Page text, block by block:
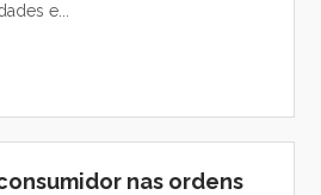
e...
nas ordens